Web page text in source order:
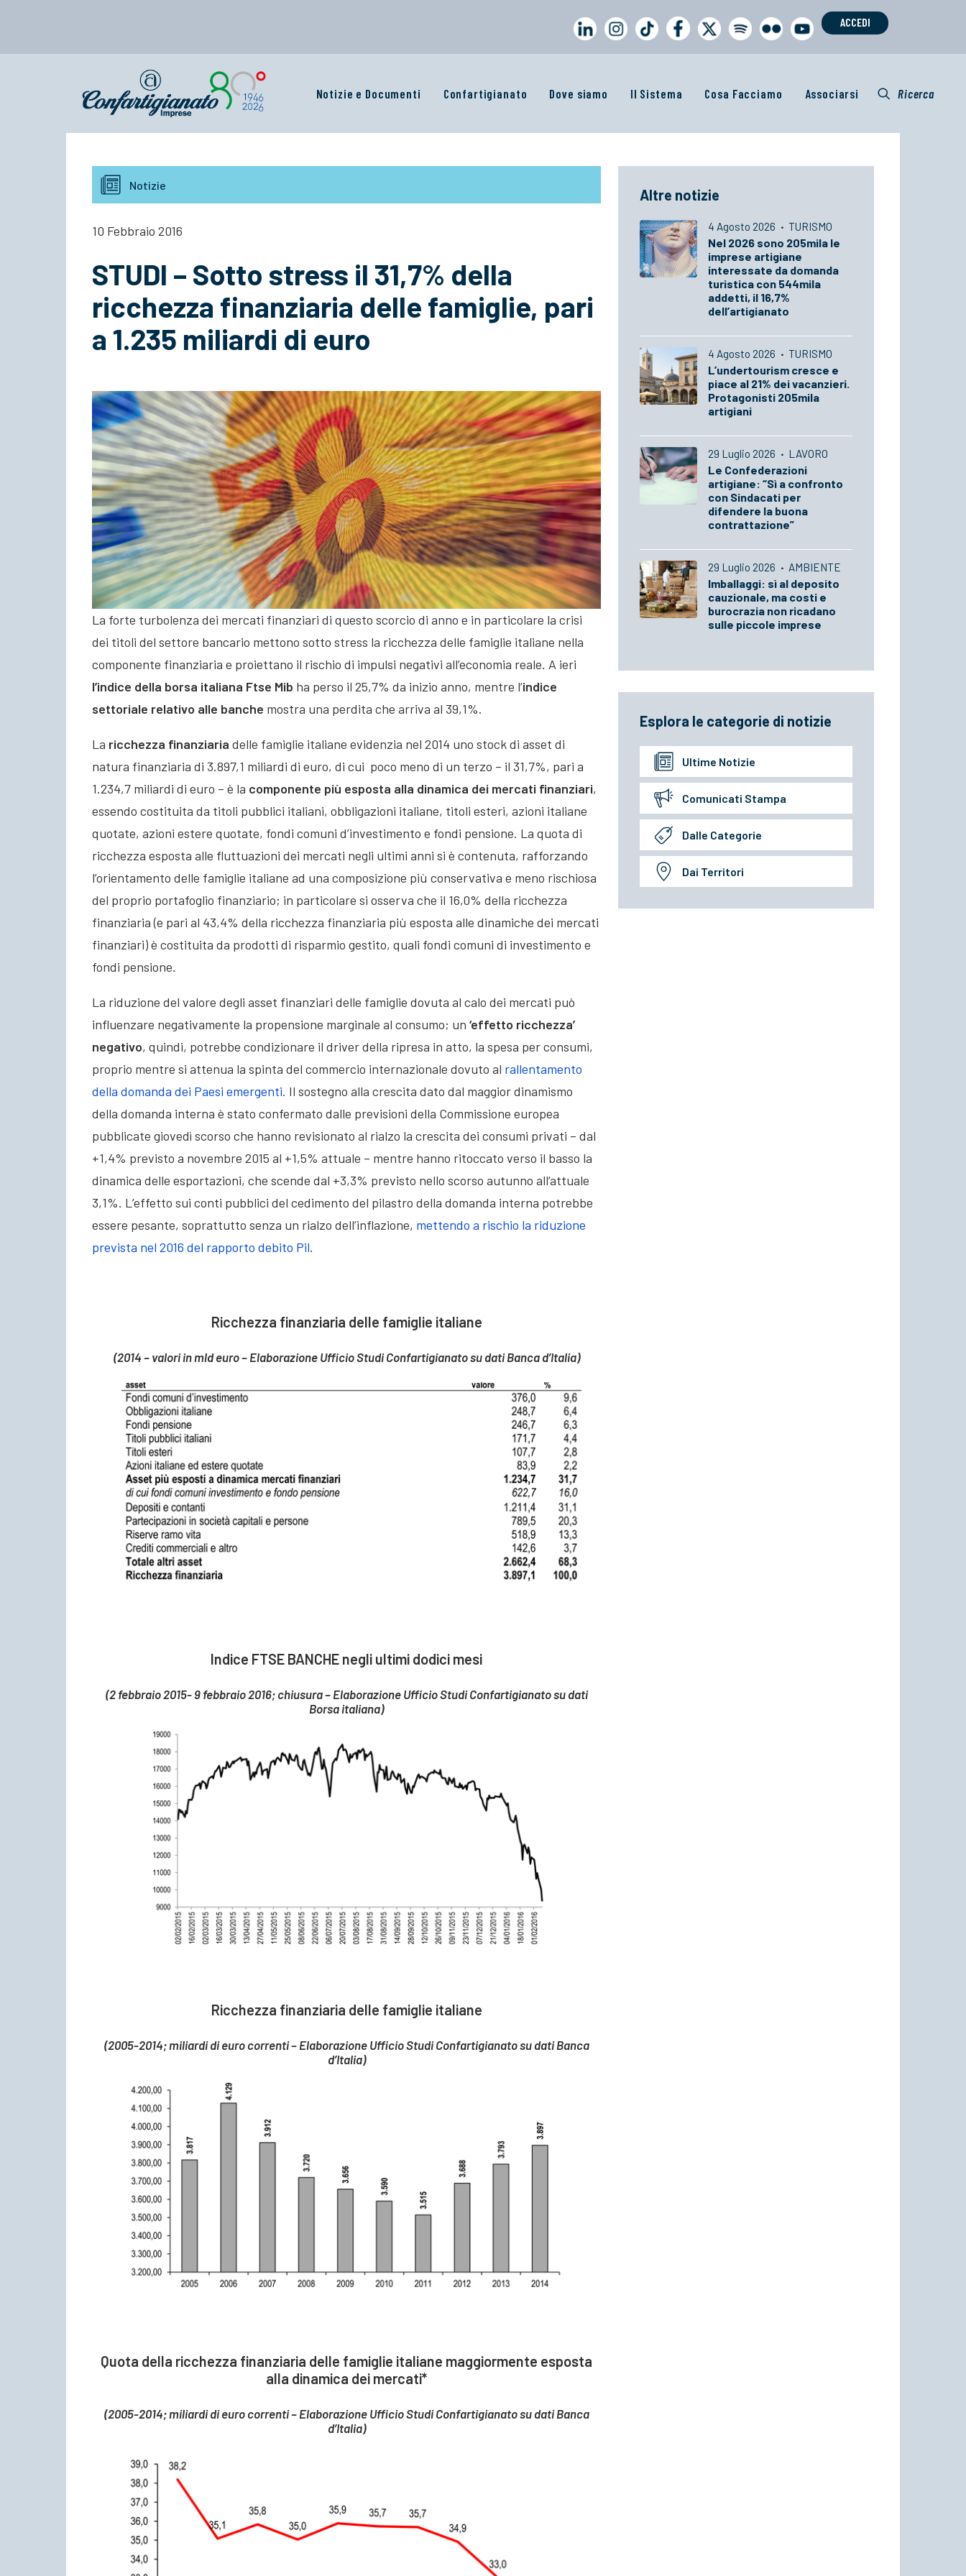
ACCEDI
Notizie e Documenti Confartigianato Dove siamo Il Sistema Cosa Facciamo Associarsi Ricerca
Notizie
10 Febbraio 2016
STUDI – Sotto stress il 31,7% della
ricchezza finanziaria delle famiglie, pari
a 1.235 miliardi di euro
La forte turbolenza dei mercati finanziari di questo scorcio di anno e in particolare la crisi
dei titoli del settore bancario mettono sotto stress la ricchezza delle famiglie italiane nella
componente finanziaria e proiettano il rischio di impulsi negativi all’economia reale. A ieri
l’indice della borsa italiana Ftse Mib ha perso il 25,7% da inizio anno, mentre l’indice
settoriale relativo alle banche mostra una perdita che arriva al 39,1%.
La ricchezza finanziaria delle famiglie italiane evidenzia nel 2014 uno stock di asset di
natura finanziaria di 3.897,1 miliardi di euro, di cui poco meno di un terzo – il 31,7%, pari a
1.234,7 miliardi di euro – è la componente più esposta alla dinamica dei mercati finanziari,
essendo costituita da titoli pubblici italiani, obbligazioni italiane, titoli esteri, azioni italiane
quotate, azioni estere quotate, fondi comuni d’investimento e fondi pensione. La quota di
ricchezza esposta alle fluttuazioni dei mercati negli ultimi anni si è contenuta, rafforzando
l’orientamento delle famiglie italiane ad una composizione più conservativa e meno rischiosa
del proprio portafoglio finanziario; in particolare si osserva che il 16,0% della ricchezza
finanziaria (e pari al 43,4% della ricchezza finanziaria più esposta alle dinamiche dei mercati
finanziari) è costituita da prodotti di risparmio gestito, quali fondi comuni di investimento e
fondi pensione.
La riduzione del valore degli asset finanziari delle famiglie dovuta al calo dei mercati può
influenzare negativamente la propensione marginale al consumo; un ‘effetto ricchezza’
negativo, quindi, potrebbe condizionare il driver della ripresa in atto, la spesa per consumi,
proprio mentre si attenua la spinta del commercio internazionale dovuto al rallentamento
della domanda dei Paesi emergenti. Il sostegno alla crescita dato dal maggior dinamismo
della domanda interna è stato confermato dalle previsioni della Commissione europea
pubblicate giovedì scorso che hanno revisionato al rialzo la crescita dei consumi privati – dal
+1,4% previsto a novembre 2015 al +1,5% attuale – mentre hanno ritoccato verso il basso la
dinamica delle esportazioni, che scende dal +3,3% previsto nello scorso autunno all’attuale
3,1%. L’effetto sui conti pubblici del cedimento del pilastro della domanda interna potrebbe
essere pesante, soprattutto senza un rialzo dell’inflazione, mettendo a rischio la riduzione
prevista nel 2016 del rapporto debito Pil.
Ricchezza finanziaria delle famiglie italiane
(2014 – valori in mld euro – Elaborazione Ufficio Studi Confartigianato su dati Banca d’Italia)
Indice FTSE BANCHE negli ultimi dodici mesi
(2 febbraio 2015- 9 febbraio 2016; chiusura – Elaborazione Ufficio Studi Confartigianato su dati
Borsa italiana)
Ricchezza finanziaria delle famiglie italiane
(2005-2014; miliardi di euro correnti – Elaborazione Ufficio Studi Confartigianato su dati Banca
d’Italia)
Quota della ricchezza finanziaria delle famiglie italiane maggiormente esposta
alla dinamica dei mercati*
(2005-2014; miliardi di euro correnti – Elaborazione Ufficio Studi Confartigianato su dati Banca
d’Italia)
Altre notizie
4 Agosto 2026 · TURISMO
Nel 2026 sono 205mila le
imprese artigiane
interessate da domanda
turistica con 544mila
addetti, il 16,7%
dell’artigianato
4 Agosto 2026 · TURISMO
L’undertourism cresce e
piace al 21% dei vacanzieri.
Protagonisti 205mila
artigiani
29 Luglio 2026 · LAVORO
Le Confederazioni
artigiane: “Sì a confronto
con Sindacati per
difendere la buona
contrattazione”
29 Luglio 2026 · AMBIENTE
Imballaggi: sì al deposito
cauzionale, ma costi e
burocrazia non ricadano
sulle piccole imprese
Esplora le categorie di notizie
Ultime Notizie
Comunicati Stampa
Dalle Categorie
Dai Territori